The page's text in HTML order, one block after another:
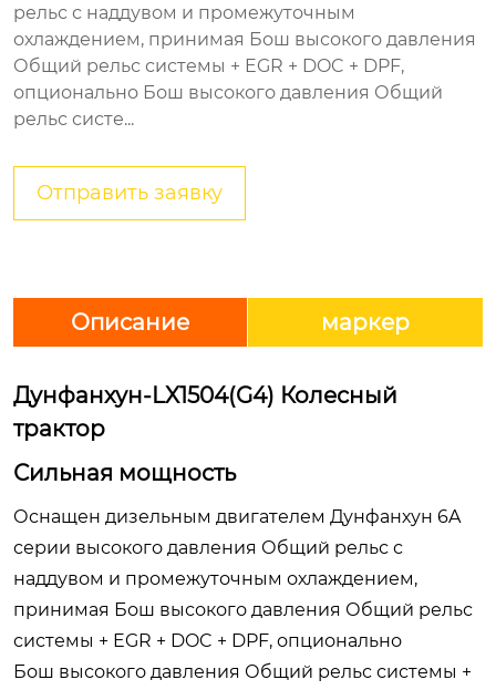
рельс с наддувом и промежуточным
охлаждением, принимая Бош высокого давления
Общий рельс системы + EGR + DOC + DPF,
опционально Бош высокого давления Общий
рельс систе...
Отправить заявку
Описание маркер
Дунфанхун-LX1504(G4) Колесный
трактор
Сильная мощность
Оснащен дизельным двигателем Дунфанхун 6A
серии высокого давления Общий рельс с
наддувом и промежуточным охлаждением,
принимая Бош высокого давления Общий рельс
системы + EGR + DOC + DPF, опционально
Бош высокого давления Общий рельс системы +